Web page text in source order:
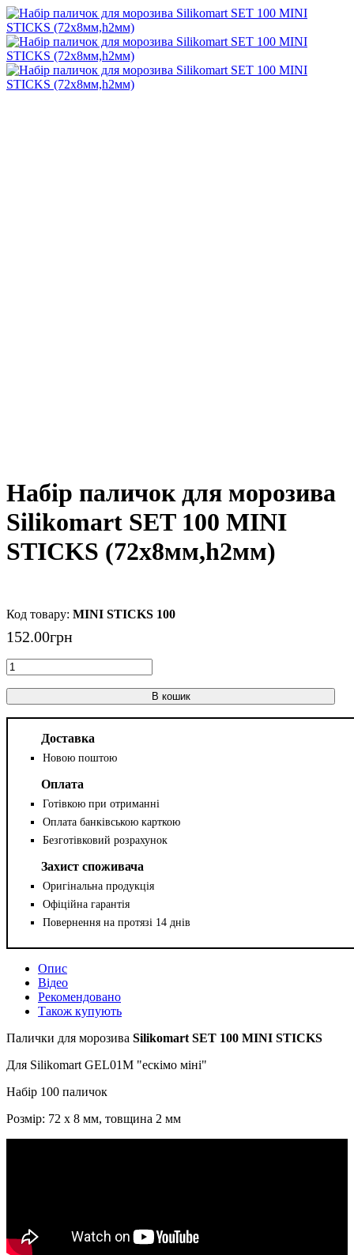
Набір паличок для морозива
Silikomart SET 100 MINI
STICKS (72x8мм,h2мм)
MINI STICKS 100
152.00грн
В кошик
Доставка
Новою поштою
Оплата
Готівкою при отриманні
Оплата банківською карткою
Безготівковий розрахунок
Захист споживача
Оригінальна продукція
Офіційна гарантія
Повернення на протязі 14 днів
Опис
Відео
Рекомендовано
Також купують
Палички для морозива Silikomart SET 100 MINI STICKS
Для Silikomart GEL01M "ескімо міні"
Набір 100 паличок
Розмір: 72 x 8 мм, товщина 2 мм